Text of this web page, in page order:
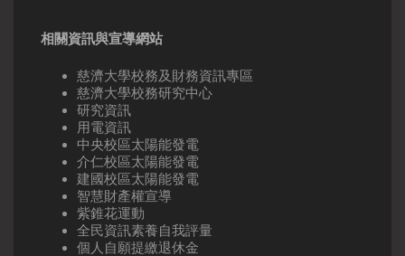
相關資訊與宣導網站
慈濟大學校務及財務資訊專區
慈濟大學校務研究中心
研究資訊
用電資訊
中央校區太陽能發電
介仁校區太陽能發電
建國校區太陽能發電
智慧財產權宣導
紫錐花運動
全民資訊素養自我評量
個人自願提繳退休金